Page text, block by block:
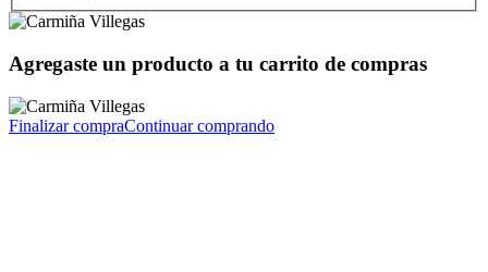
Agregaste un producto a tu carrito de compras
Finalizar compraContinuar comprando